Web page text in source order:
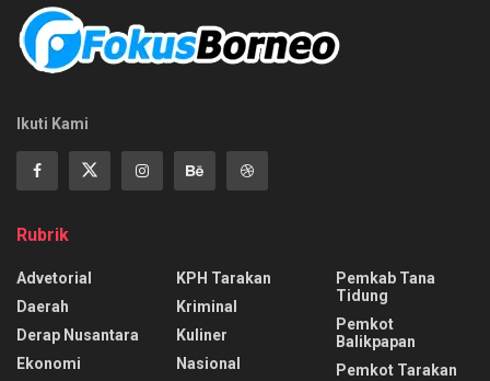
Ikuti Kami
Rubrik
Advetorial
Daerah
Derap Nusantara
Ekonomi
KPH Tarakan
Kriminal
Kuliner
Nasional
Pemkab Tana
Tidung
Pemkot
Balikpapan
Pemkot Tarakan